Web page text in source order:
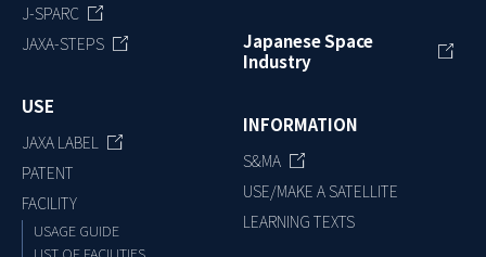
J-SPARC
JAXA-STEPS
USE
JAXA LABEL
PATENT
FACILITY
USAGE GUIDE
Japanese Space
Industry
INFORMATION
S&MA
USE/MAKE A SATELLITE
LEARNING TEXTS